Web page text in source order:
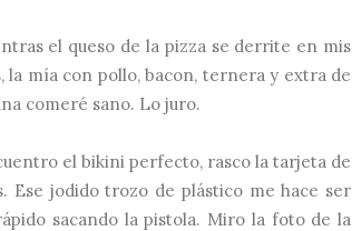
el queso de la pizza se derrite en mis
mía con pollo, bacon, ternera y extra de
comeré sano. Lo juro.
el bikini perfecto, rasco la tarjeta de
Ese jodido trozo de plástico me hace ser
sacando la pistola. Miro la foto de la